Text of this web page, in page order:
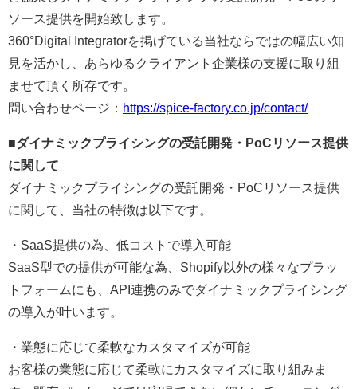
ソース提供を開始致します。
360°Digital Integratorを掲げている当社ならではの幅広い知
見を活かし、あらゆるクライアント企業様の支援に取り組
ませて頂く所存です。
問い合わせページ： https://spice-factory.co.jp/contact/
■ダイナミックプライシングの受託開発・PoCリソース提供
に関して
ダイナミックプライシングの受託開発・PoCリソース提供
に関して、当社の特徴は以下です。
・SaaS提供の為、低コストで導入可能
SaaS型での提供が可能な為、Shopify以外の様々なプラッ
トフォームにも、API連携のみでダイナミックプライシング
の導入が叶います。
・業態に応じて柔軟なカスタマイズが可能
お客様の業態に応じて柔軟にカスタマイズに取り組みま